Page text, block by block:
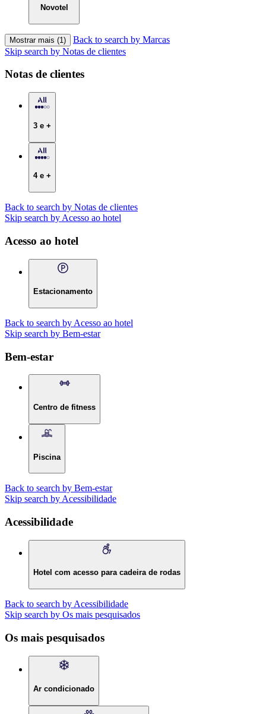
Novotel
Mostrar mais (1)
Back to search by Marcas
Skip search by Notas de clientes
Notas de clientes
3 e +
4 e +
Back to search by Notas de clientes
Skip search by Acesso ao hotel
Acesso ao hotel
Estacionamento
Back to search by Acesso ao hotel
Skip search by Bem-estar
Bem-estar
Centro de fitness
Piscina
Back to search by Bem-estar
Skip search by Acessibilidade
Acessibilidade
Hotel com acesso para cadeira de rodas
Back to search by Acessibilidade
Skip search by Os mais pesquisados
Os mais pesquisados
Ar condicionado